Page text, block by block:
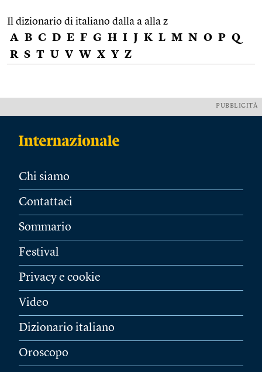
Il dizionario di italiano dalla a alla z
A B C D E F G H I J K L M N O P Q
R S T U V W X Y Z
PUBBLICITÀ
Chi siamo
Contattaci
Sommario
Festival
Privacy e cookie
Video
Dizionario italiano
Oroscopo